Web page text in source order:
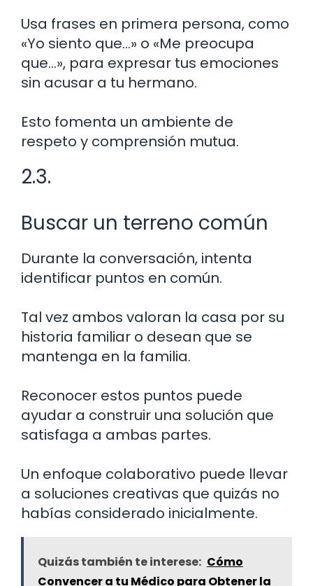
Usa frases en primera persona, como
«Yo siento que…» o «Me preocupa
que…», para expresar tus emociones
sin acusar a tu hermano.
Esto fomenta un ambiente de
respeto y comprensión mutua.
2.3.
Buscar un terreno común
Durante la conversación, intenta
identificar puntos en común.
Tal vez ambos valoran la casa por su
historia familiar o desean que se
mantenga en la familia.
Reconocer estos puntos puede
ayudar a construir una solución que
satisfaga a ambas partes.
Un enfoque colaborativo puede llevar
a soluciones creativas que quizás no
habías considerado inicialmente.
Quizás también te interese: Cómo
Convencer a tu Médico para Obtener la